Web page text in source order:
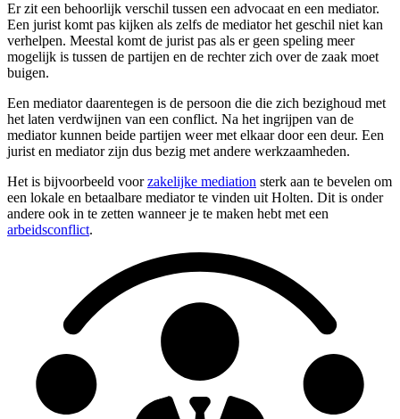
Er zit een behoorlijk verschil tussen een advocaat en een mediator.
Een jurist komt pas kijken als zelfs de mediator het geschil niet kan
verhelpen. Meestal komt de jurist pas als er geen speling meer
mogelijk is tussen de partijen en de rechter zich over de zaak moet
buigen.
Een mediator daarentegen is de persoon die die zich bezighoud met
het laten verdwijnen van een conflict. Na het ingrijpen van de
mediator kunnen beide partijen weer met elkaar door een deur. Een
jurist en mediator zijn dus bezig met andere werkzaamheden.
Het is bijvoorbeeld voorzakelijke mediation sterk aan te bevelen om
een lokale en betaalbare mediator te vinden uit Holten. Dit is onder
andere ook in te zetten wanneer je te maken hebt met een
arbeidsconflict.